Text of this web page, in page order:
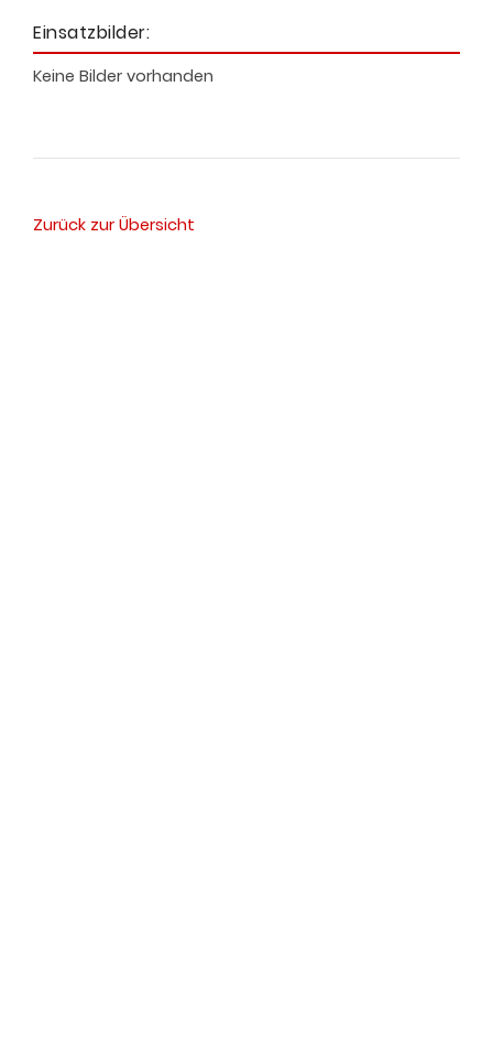
Einsatzbilder:
Keine Bilder vorhanden
Zurück zur Übersicht